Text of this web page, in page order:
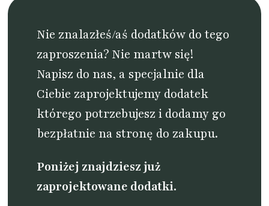
Nie znalazłeś/aś dodatków do tego
zaproszenia? Nie martw się!
Napisz do nas, a specjalnie dla
Ciebie zaprojektujemy dodatek
którego potrzebujesz i dodamy go
bezpłatnie na stronę do zakupu.
Poniżej znajdziesz już
zaprojektowane dodatki.